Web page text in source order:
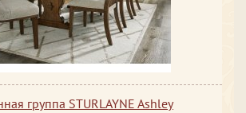
группа STURLAYNE Ashley